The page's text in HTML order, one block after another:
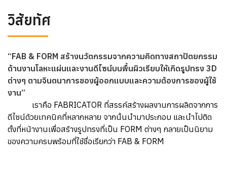
วิสัยทัศ
“FAB & FORM สร้างนวัตกรรมจากความคิดทางสถาปัตยกรรม
ด้านงานโลหะแผ่นและงานดีไซน์บนพื้นผิวเรียบให้เกิดรูปทรง 3D
ต่างๆ ตามจินตนาการของผู้ออกแบบและความต้องการของผู้ใช้
งาน”
เราคือ FABRICATOR ที่สรรค์สร้างผลงานการผลิตจากการ
ดีไซน์ด้วยเทคนิคที่หลากหลาย จากนั้นนำมาประกอบ และนำไปติด
ตั้งที่หน้างานเพื่อสร้างรูปทรงที่เป็น FORM ต่างๆ กลายเป็นนิยาม
ของความครบพร้อมที่ใช้ชื่อเรียกว่า FAB & FORM